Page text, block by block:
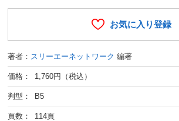
お気に入り登録
著者： スリーエーネットワーク 編著
価格： 1,760円（税込）
判型： B5
頁数： 114頁